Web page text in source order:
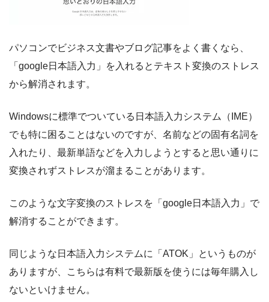
パソコンでビジネス文書やブログ記事をよく書くなら、
「google日本語入力」を入れるとテキスト変換のストレス
から解消されます。
Windowsに標準でついている日本語入力システム（IME）
でも特に困ることはないのですが、名前などの固有名詞を
入れたり、最新単語などを入力しようとすると思い通りに
変換されずストレスが溜まることがあります。
このような文字変換のストレスを「google日本語入力」で
解消することができます。
同じような日本語入力システムに「ATOK」というものが
ありますが、こちらは有料で最新版を使うには毎年購入し
ないといけません。